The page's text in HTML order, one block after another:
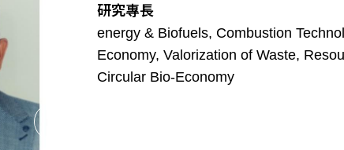
研究專長
energy & Biofuels, Combustion
Economy, Valorization of Waste,
Circular Bio-Economy